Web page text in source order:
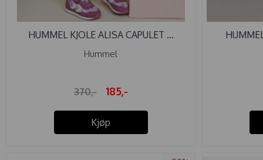
HUMMEL KJOLE ALISA CAPULET ...
Hummel
370,- 185,-
Kjøp